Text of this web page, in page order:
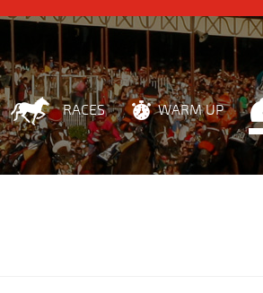
RACES WARM UP